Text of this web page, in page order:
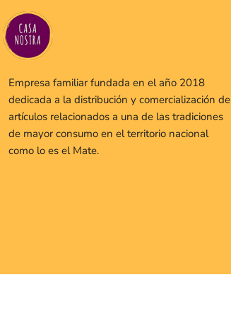
Empresa familiar fundada en el año 2018
dedicada a la distribución y comercialización de
artículos relacionados a una de las tradiciones
de mayor consumo en el territorio nacional
como lo es el Mate.